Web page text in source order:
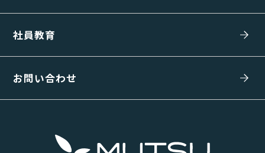
社員教育
お問い合わせ